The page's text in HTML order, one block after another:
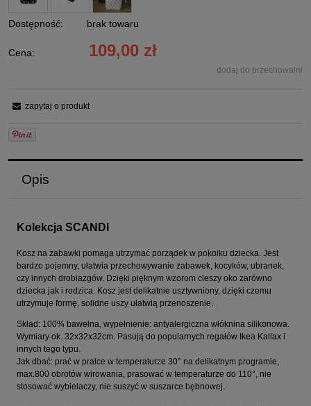
Dostępność: brak towaru
Cena: 109,00 zł
dodaj do przechowalni
zapytaj o produkt
Opis
Kolekcja SCANDI
Kosz na zabawki pomaga utrzymać porządek w pokoiku dziecka. Jest
bardzo pojemny, ułatwia przechowywanie zabawek, kocyków, ubranek,
czy innych drobiazgów. Dzięki pięknym wzorom cieszy oko zarówno
dziecka jak i rodzica. Kosz jest delikatnie usztywniony, dzięki czemu
utrzymuje formę, solidne uszy ułatwią przenoszenie.
Skład: 100% bawełna, wypełnienie: antyalergiczna włóknina silikonowa.
Wymiary ok. 32x32x32cm. Pasują do popularnych regałów Ikea Kallax i
innych tego typu.
Jak dbać: prać w pralce w temperaturze 30° na delikatnym programie,
max.800 obrotów wirowania, prasować w temperaturze do 110°, nie
stosować wybielaczy, nie suszyć w suszarce bębnowej.